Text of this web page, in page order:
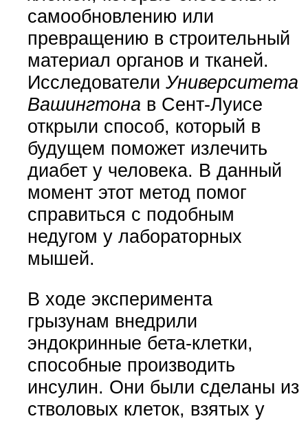
самообновлению или
превращению в строительный
материал органов и тканей.
Исследователи Университета
Вашингтона в Сент-Луисе
открыли способ, который в
будущем поможет излечить
диабет у человека. В данный
момент этот метод помог
справиться с подобным
недугом у лабораторных
мышей.
В ходе эксперимента
грызунам внедрили
эндокринные бета-клетки,
способные производить
инсулин. Они были сделаны из
стволовых клеток, взятых у